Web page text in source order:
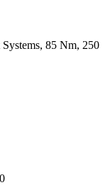
85 Nm, 250